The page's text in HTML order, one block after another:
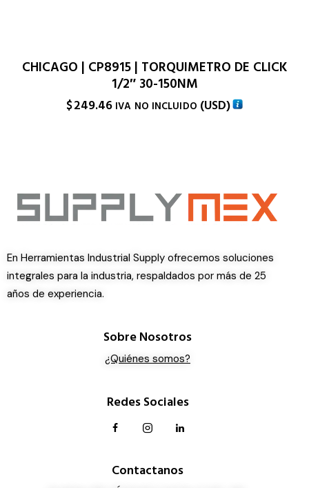
CHICAGO | CP8915 | TORQUIMETRO DE CLICK
1/2″ 30-150NM
$249.46 IVA NO INCLUIDO (USD)
En Herramientas Industrial Supply ofrecemos soluciones
integrales para la industria, respaldados por más de 25
años de experiencia.
Sobre Nosotros
¿Quiénes somos?
Redes Sociales
Contactanos